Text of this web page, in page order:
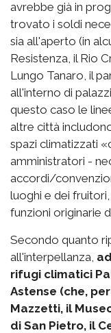
avrebbe già in
trovato i soldi
sia all'aperto (in
Resistenza, il Rio
Lungo Tanaro, il
all'interno di
questo caso le
altre città
spazi climatizzati
amministratori -
accordi/
luoghi e dei
funzioni originarie
Secondo quanto
all'interpellanza,
rifugi climatici
Astense (che,
Mazzetti, il
di San Pietro, il